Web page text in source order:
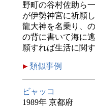
野町の谷村佐助ら
が伊勢神宮に祈願
龍大神を名乗り、
の背に書いて海に
願すれば生活に関
類似事例
ビャッコ
1989年 京都府